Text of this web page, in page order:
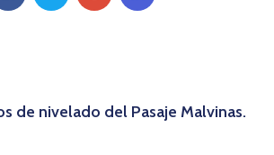
de nivelado del Pasaje Malvinas.